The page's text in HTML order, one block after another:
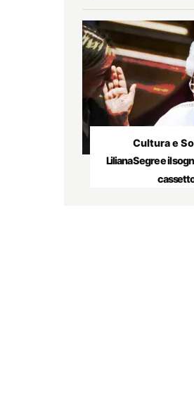
Cultura e
Liliana Segre e il